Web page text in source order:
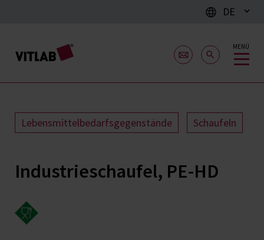
DE
MENÜ
Lebensmittelbedarfsgegenstände Schaufeln
Industrieschaufel, PE-HD